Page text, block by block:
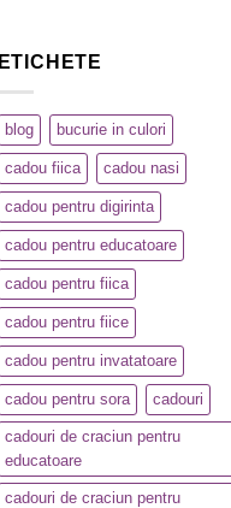
ETICHETE
blog bucurie in culori
cadou fiica cadou nasi
cadou pentru digirinta
cadou pentru educatoare
cadou pentru fiica
cadou pentru fiice
cadou pentru invatatoare
cadou pentru sora cadouri
cadouri de craciun pentru
educatoare
cadouri de craciun pentru